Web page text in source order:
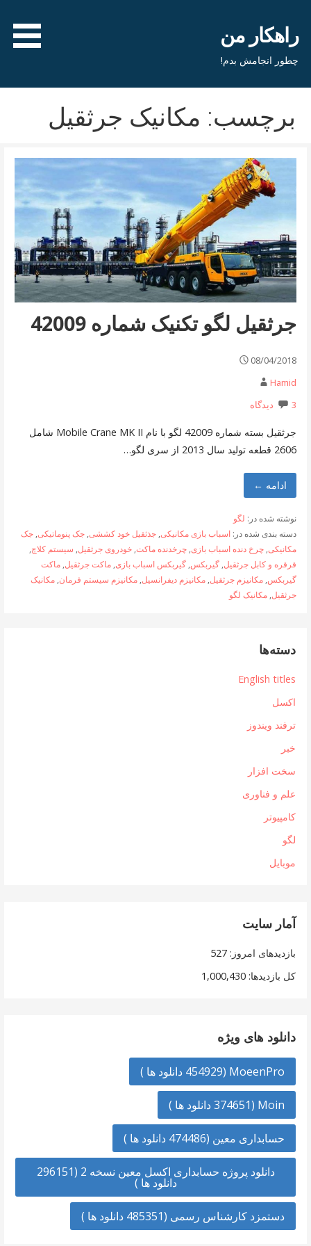
محتواراهکار من
چطور انجامش بدم!
برچسب: مکانیک جرثقیل
جرثقیل لگو تکنیک شماره 42009
08/04/2018
Hamid
3 دیدگاه
جرثقیل بسته شماره 42009 لگو با نام Mobile Crane MK II شامل
2606 قطعه تولید سال 2013 از سری لگو…
ادامه ←
نوشته شده در: لگو
دسته بندی شده در: اسباب بازی مکانیکی, جذثقیل خود کششی, جک پنوماتیکی, جک
مکانیکی, چرخ دنده اسباب بازی, چرخدنده ماکت, خودروی جرثقیل, سیستم کلاچ,
قرقره و کابل جرثقیل, گیربکس, گیربکس اسباب بازی, ماکت جرثقیل, ماکت
گیربکس, مکانیزم جرثقیل, مکانیزم دیفرانسیل, مکانیزم سیستم فرمان, مکانیک
جرثقیل, مکانیک لگو
دسته‌ها
English titles
اکسل
ترفند ویندوز
خبر
سخت افزار
علم و فناوری
کامپیوتر
لگو
موبایل
آمار سایت
بازدیدهای امروز:527
کل بازدیدها:1,000,430
دانلود های ویژه
MoeenPro (454929 دانلود ها )
Moin (374651 دانلود ها )
حسابداری معین (474486 دانلود ها )
دانلود پروژه حسابداری اکسل معین نسخه 2 (296151
دانلود ها )
دستمزد کارشناس رسمی (485351 دانلود ها )